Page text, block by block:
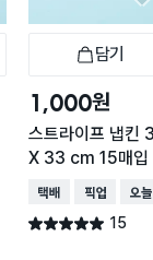
담기
1,000원
스트라이프 냅킨
X 33 cm 15매입
택배배송 매장픽업 오늘
별점 5.0점 15
건 작성